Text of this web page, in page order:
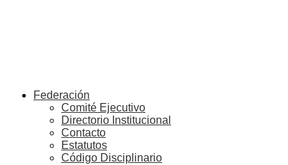
Federación
Comité Ejecutivo
Directorio Institucional
Contacto
Estatutos
Código Disciplinario